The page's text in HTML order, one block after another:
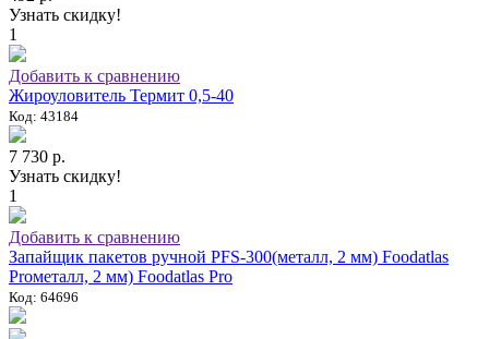
Узнать скидку!
1
Добавить к сравнению
Жироуловитель Термит 0,5-40
Код: 43184
7 730 р.
Узнать скидку!
1
Добавить к сравнению
Запайщик пакетов ручной PFS-300(металл, 2 мм) Foodatlas
Proметалл, 2 мм) Foodatlas Pro
Код: 64696